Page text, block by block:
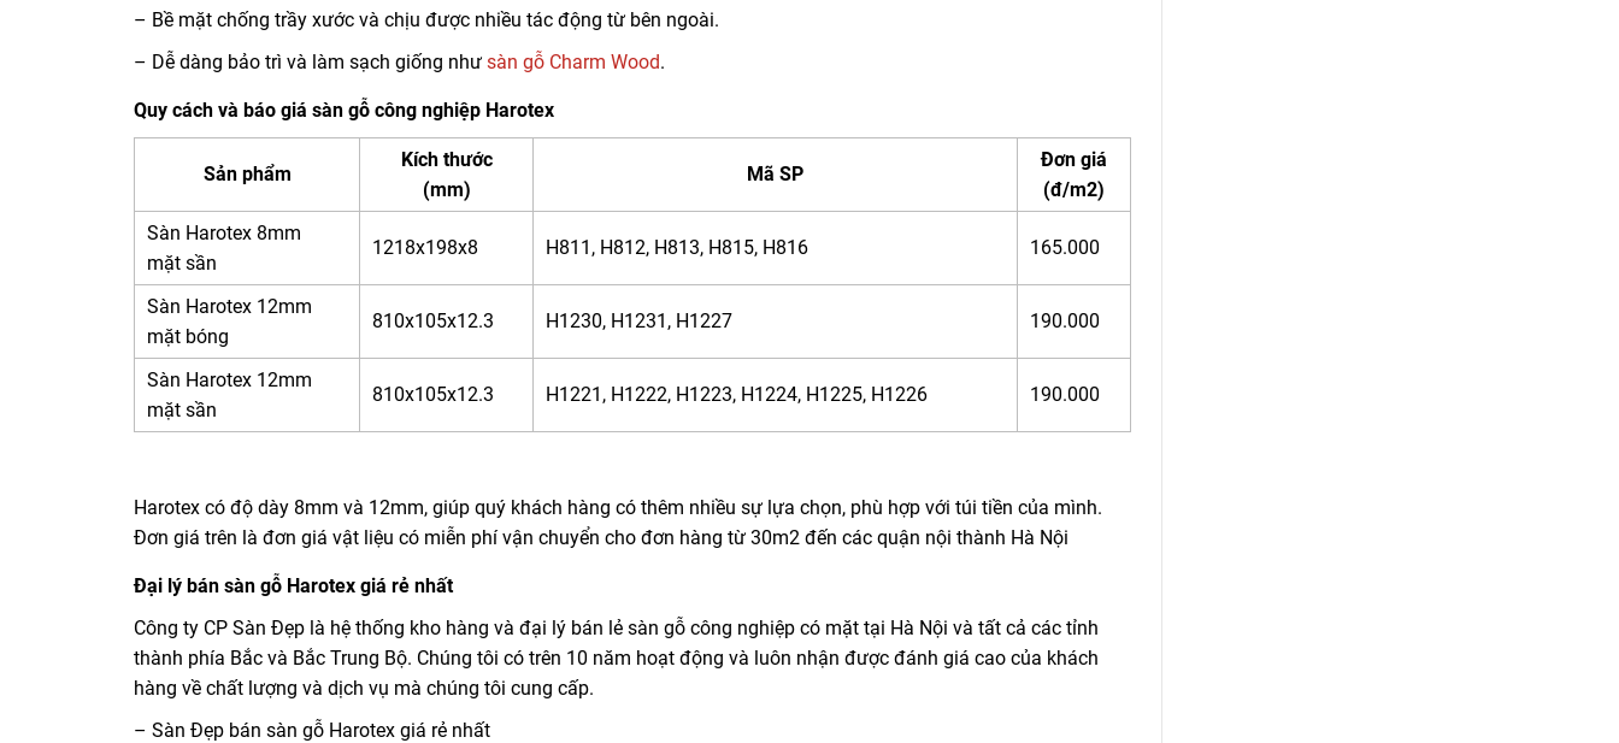
– Bề mặt chống trầy xước và chịu được nhiều tác động từ bên ngoài.
– Dễ dàng bảo trì và làm sạch giống như sàn gỗ Charm Wood.
Quy cách và báo giá sàn gỗ công nghiệp Harotex
Sản phẩm
Kích thước
(mm)
Mã SP
Đơn giá
(đ/m2)
Sàn Harotex 8mm
mặt sần
1218x198x8 H811, H812, H813, H815, H816 165.000
Sàn Harotex 12mm
mặt bóng
810x105x12.3 H1230, H1231, H1227 190.000
Sàn Harotex 12mm
mặt sần
810x105x12.3 H1221, H1222, H1223, H1224, H1225, H1226 190.000
Harotex có độ dày 8mm và 12mm, giúp quý khách hàng có thêm nhiều sự lựa chọn, phù hợp với túi tiền của mình.
Đơn giá trên là đơn giá vật liệu có miễn phí vận chuyển cho đơn hàng từ 30m2 đến các quận nội thành Hà Nội
Đại lý bán sàn gỗ Harotex giá rẻ nhất
Công ty CP Sàn Đẹp là hệ thống kho hàng và đại lý bán lẻ sàn gỗ công nghiệp có mặt tại Hà Nội và tất cả các tỉnh
thành phía Bắc và Bắc Trung Bộ. Chúng tôi có trên 10 năm hoạt động và luôn nhận được đánh giá cao của khách
hàng về chất lượng và dịch vụ mà chúng tôi cung cấp.
– Sàn Đẹp bán sàn gỗ Harotex giá rẻ nhất